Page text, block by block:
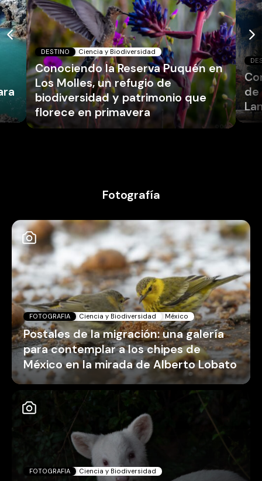
DESTINO Ciencia y Biodiversidad
Conociendo la Reserva Puquén en
Los Molles, un refugio de
biodiversidad y patrimonio que
florece en primavera
de
Fotografía
FOTOGRAFIA Ciencia y Biodiversidad México
Postales de la migración: una galería
para contemplar a los chipes de
México en la mirada de Alberto Lobato
FOTOGRAFIA Ciencia y Biodiversidad